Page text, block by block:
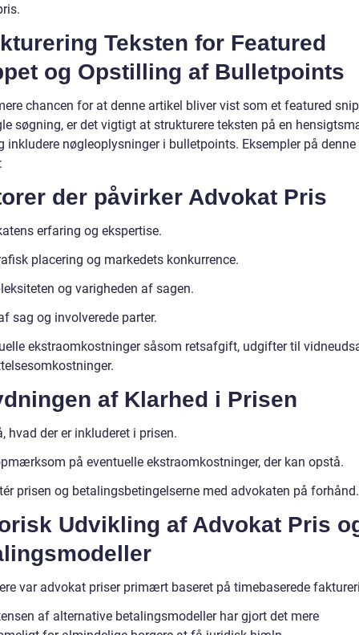
Teksten for Featured
og Opstilling af Bulletpoints
chancen for at denne artikel bliver vist som et featured
søgning, er det vigtigt at strukturere teksten på en
inkludere nøgleoplysninger i bulletpoints. Eksempler på
der påvirker Advokat Pris
erfaring og ekspertise.
placering og markedets konkurrence.
og varigheden af sagen.
sag og involverede parter.
ekstraomkostninger såsom retsafgift, udgifter til
af Klarhed i Prisen
hvad der er inkluderet i prisen.
på eventuelle ekstraomkostninger, der kan opstå.
prisen og betalingsbetingelserne med advokaten på forhånd.
Udvikling af Advokat Pris
var advokat priser primært baseret på timebaserede
af alternative betalingsmodeller har gjort det mere